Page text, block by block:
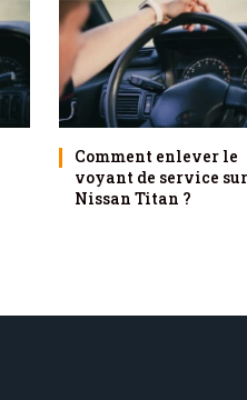
Comment enlever le
voyant de service
Nissan Titan ?